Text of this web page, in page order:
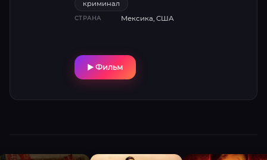
изощренной жестокостью. Николай Костер-
Вальдау и Майка Монро создают мощный
церковных хоров до кровавых разборок —
усиливают напряжение. Финал потребует
криминал
СТРАНА Мексика, США
Фильм